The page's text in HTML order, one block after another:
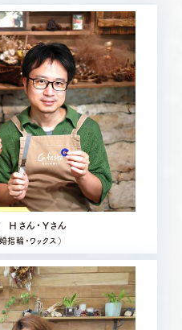
さん・Ｙさん
指輪・ワックス）